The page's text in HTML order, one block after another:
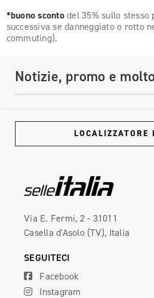
*buono scontodel 35% sullo stesso
successiva se danneggiato o rotto
commuting).
Notizie, promo e
LOCALIZZATORE
Via E. Fermi, 2 - 31011
Casella d'Asolo (TV), Italia
SEGUITECI
Facebook
Instagram